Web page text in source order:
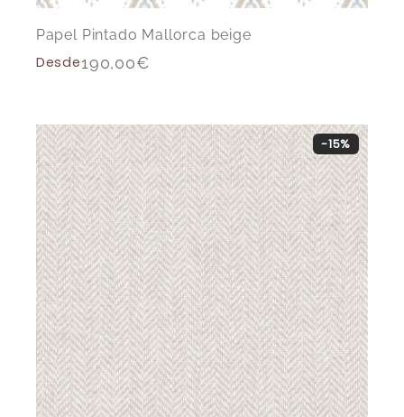
Papel Pintado Mallorca beige
Desde190,00€
-15%